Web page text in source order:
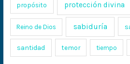
propósito protección divina
Reino de Dios sabiduría
santidad temor tiempo